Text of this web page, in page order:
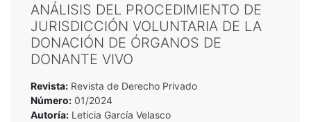
ANÁLISIS DEL PROCEDIMIENTO DE
JURISDICCIÓN VOLUNTARIA DE LA
DONACIÓN DE ÓRGANOS DE
DONANTE VIVO
Revista: Revista de Derecho Privado
Número: 01/2024
Autoría: Leticia García Velasco